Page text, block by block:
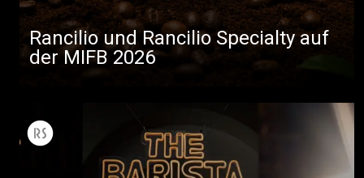
Rancilio und Rancilio Specialty auf
der MIFB 2026